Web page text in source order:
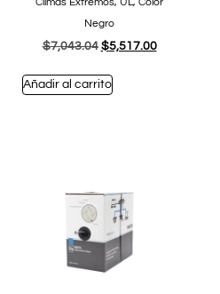
Climas Extremos, UL, Color
Negro
$7,043.04 $5,517.00
Añadir al carrito